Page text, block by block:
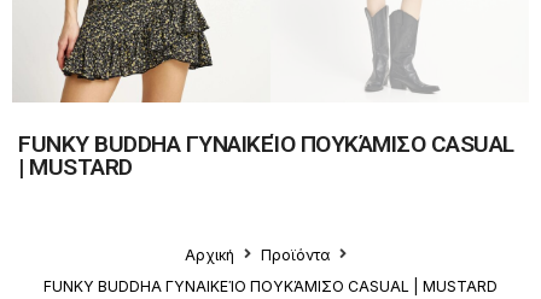
FUNKY BUDDHA ΓΥΝΑΙΚΕΊΟ ΠΟΥΚΆΜΙΣΟ CASUAL
| MUSTARD
Αρχική
Προϊόντα
FUNKY BUDDHA ΓΥΝΑΙΚΕΊΟ ΠΟΥΚΆΜΙΣΟ CASUAL | MUSTARD